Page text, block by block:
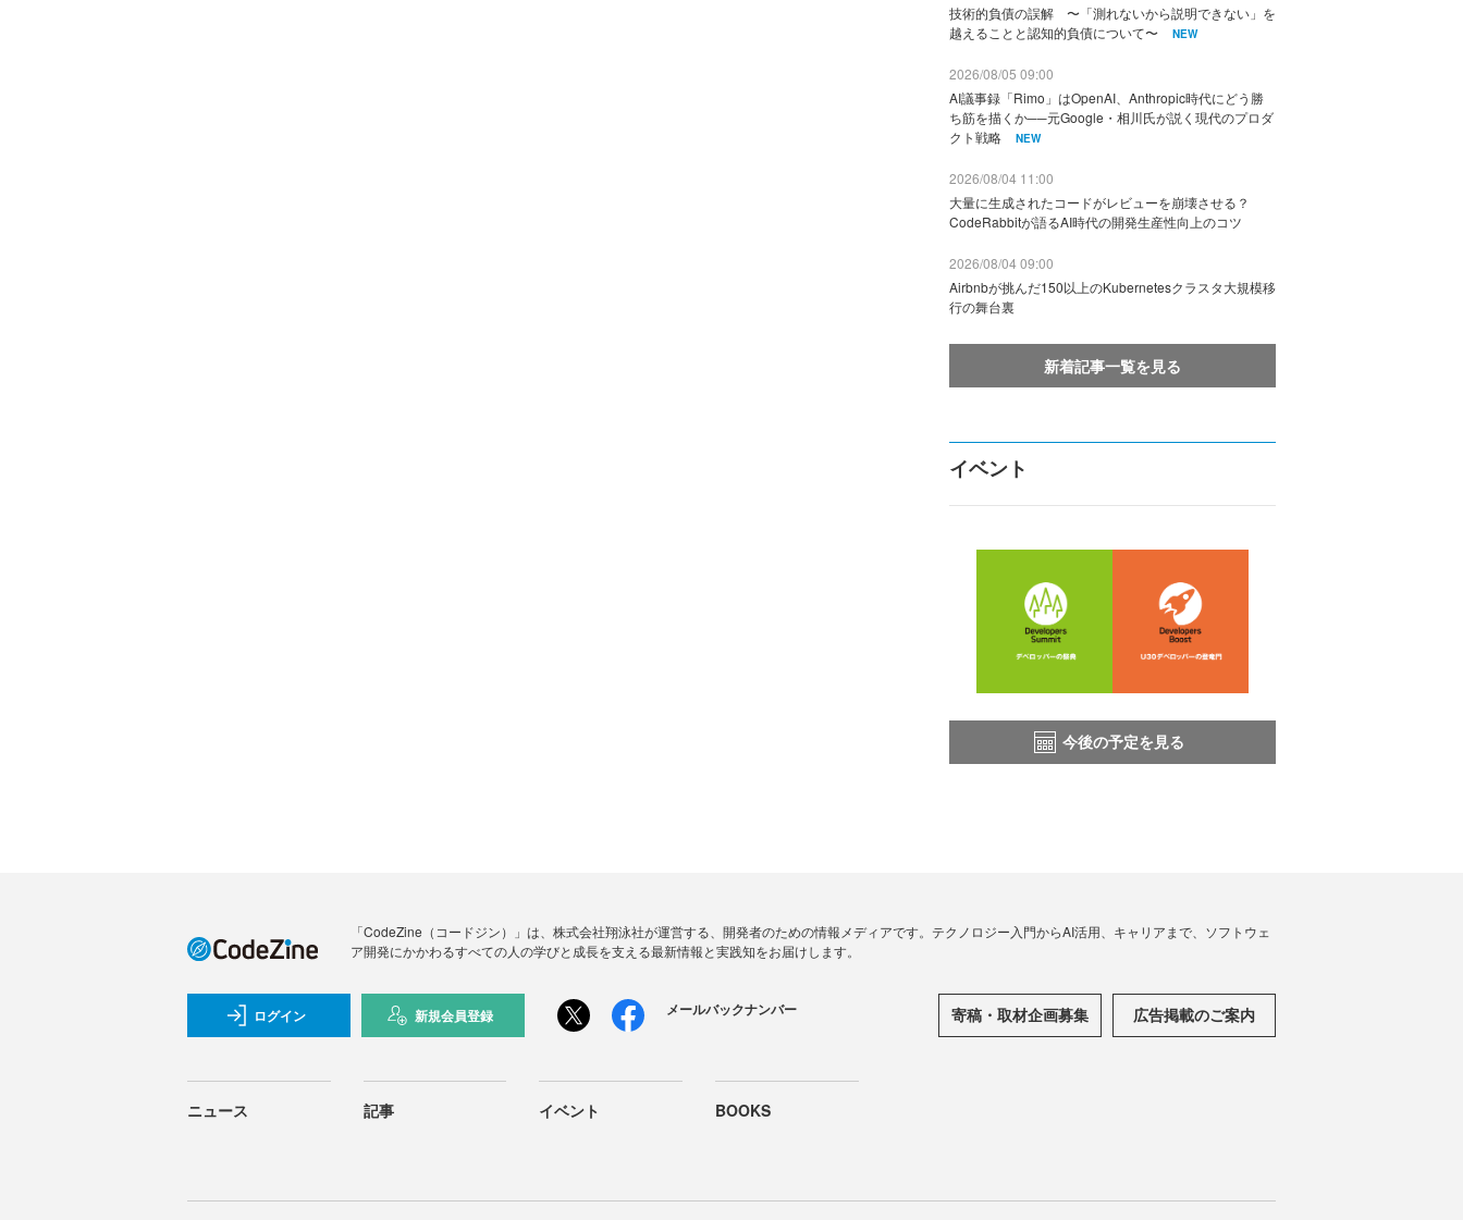
技術的負債の誤解 〜「測れないから説明できない」を
越えることと認知的負債について〜
NEW
2026/08/05 09:00
AI議事録「Rimo」はOpenAI、Anthropic時代にどう勝
ち筋を描くか──元Google・相川氏が説く現代のプロダ
クト戦略
NEW
2026/08/04 11:00
大量に生成されたコードがレビューを崩壊させる？
CodeRabbitが語るAI時代の開発生産性向上のコツ
2026/08/04 09:00
Airbnbが挑んだ150以上のKubernetesクラスタ大規模移
行の舞台裏
新着記事一覧を見る
イベント
今後の予定を見る
「CodeZine（コードジン）」は、株式会社翔泳社が運営する、開発者のための情報メディアです。テクノロジー入門からAI活用、キャリアまで、ソフトウェ
ア開発にかかわるすべての人の学びと成長を支える最新情報と実践知をお届けします。
ログイン 新規会員登録 メールバックナンバー 寄稿・取材企画募集 広告掲載のご案内
ニュース 記事 イベント BOOKS